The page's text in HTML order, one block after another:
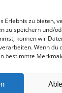
Erlebnis zu bieten,
zu speichern und/
können wir
Wenn
bestimmte